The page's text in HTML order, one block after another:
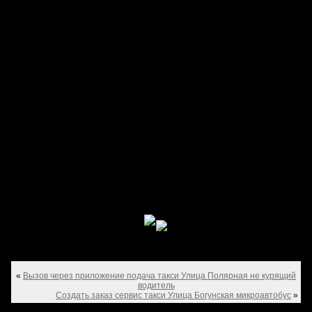
« Вызов через приложение подача такси Улица Полярная не курящий
водитель
Создать заказ сервис такси Улица Богунская микроавтобус »